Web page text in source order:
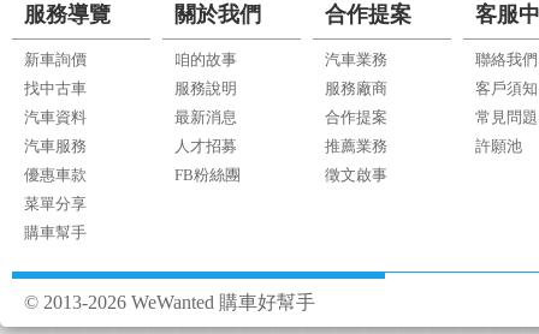
服務導覽
新車詢價
找中古車
汽車資料
汽車服務
優惠車款
菜單分享
購車幫手
關於我們
咱的故事
服務說明
最新消息
人才招募
FB粉絲團
合作提案
汽車業務
服務廠商
合作提案
推薦業務
徵文啟事
客服
聯絡我們
客戶須知
常見問題
許願池
© 2013-2026 WeWanted 購車好幫手